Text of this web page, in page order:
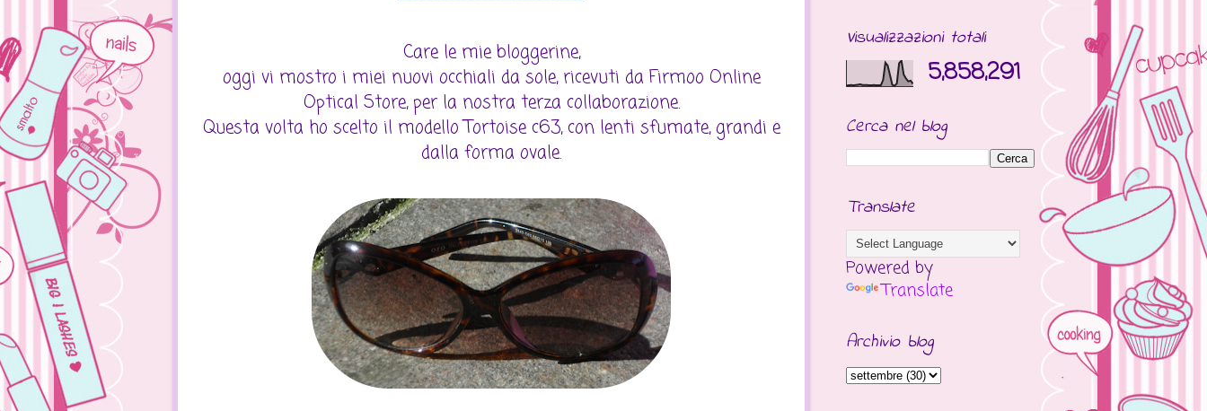
Care le mie bloggerine,
oggi vi mostro i miei nuovi occhiali da sole, ricevuti da Firmoo Online
Optical Store, per la nostra terza collaborazione.
Questa volta ho scelto il modello Tortoise c63, con lenti sfumate, grandi e
dalla forma ovale.
Visualizzazioni totali
5,858,291
Cerca nel blog
Translate
Powered by
Translate
Archivio blog